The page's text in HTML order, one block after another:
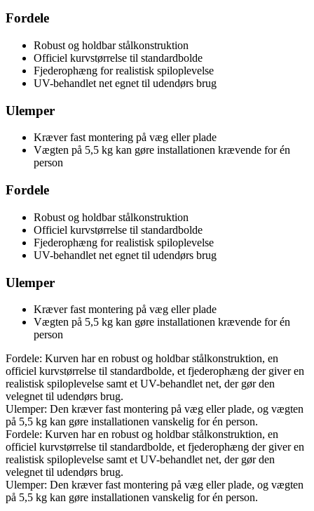
Fordele
Robust og holdbar stålkonstruktion
Officiel kurvstørrelse til standardbolde
Fjederophæng for realistisk spiloplevelse
UV-behandlet net egnet til udendørs brug
Ulemper
Kræver fast montering på væg eller plade
Vægten på 5,5 kg kan gøre installationen krævende for én
person
Fordele
Robust og holdbar stålkonstruktion
Officiel kurvstørrelse til standardbolde
Fjederophæng for realistisk spiloplevelse
UV-behandlet net egnet til udendørs brug
Ulemper
Kræver fast montering på væg eller plade
Vægten på 5,5 kg kan gøre installationen krævende for én
person
Fordele: Kurven har en robust og holdbar stålkonstruktion, en
officiel kurvstørrelse til standardbolde, et fjederophæng der giver en
realistisk spiloplevelse samt et UV-behandlet net, der gør den
velegnet til udendørs brug.
Ulemper: Den kræver fast montering på væg eller plade, og vægten
på 5,5 kg kan gøre installationen vanskelig for én person.
Fordele: Kurven har en robust og holdbar stålkonstruktion, en
officiel kurvstørrelse til standardbolde, et fjederophæng der giver en
realistisk spiloplevelse samt et UV-behandlet net, der gør den
velegnet til udendørs brug.
Ulemper: Den kræver fast montering på væg eller plade, og vægten
på 5,5 kg kan gøre installationen vanskelig for én person.